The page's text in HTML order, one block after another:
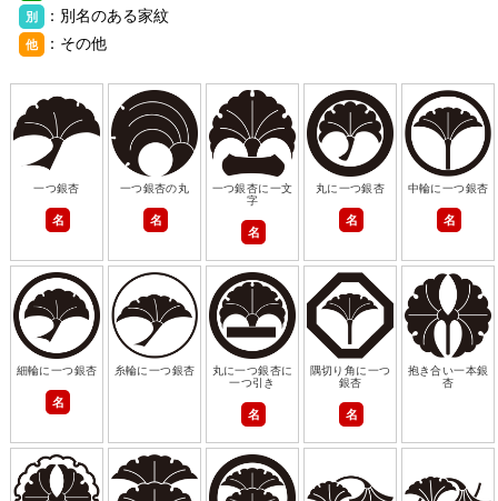
別 ：別名のある家紋
他 ：その他
一つ銀杏
名
一つ銀杏の丸
名
一つ銀杏に一文
字
名
丸に一つ銀杏
名
中輪に一つ銀杏
名
細輪に一つ銀杏
名
糸輪に一つ銀杏
丸に一つ銀杏に
一つ引き
名
隅切り角に一つ
銀杏
名
抱き合い一本銀
杏